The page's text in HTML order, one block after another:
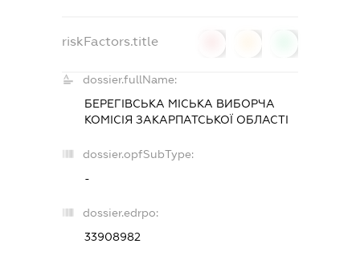
riskFactors.title
dossier.fullName:
БЕРЕГІВСЬКА МІСЬКА ВИБОРЧА
КОМІСІЯ ЗАКАРПАТСЬКОЇ ОБЛАСТІ
dossier.opfSubType:
-
dossier.edrpo:
33908982